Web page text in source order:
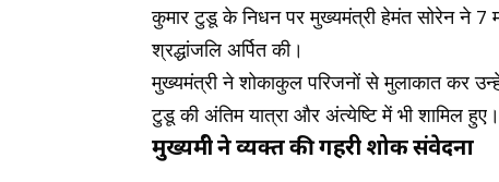
कुमार टुडू के निधन पर मुख्यमंत्री हेमंत सोरेन ने
श्रद्धांजलि अर्पित की।
मुख्यमंत्री ने शोकाकुल परिजनों से मुलाकात कर
टुडू की अंतिम यात्रा और अंत्येष्टि में भी शामिल हुए।
मुख्यमंत्री ने व्यक्त की गहरी शोक संवेदना